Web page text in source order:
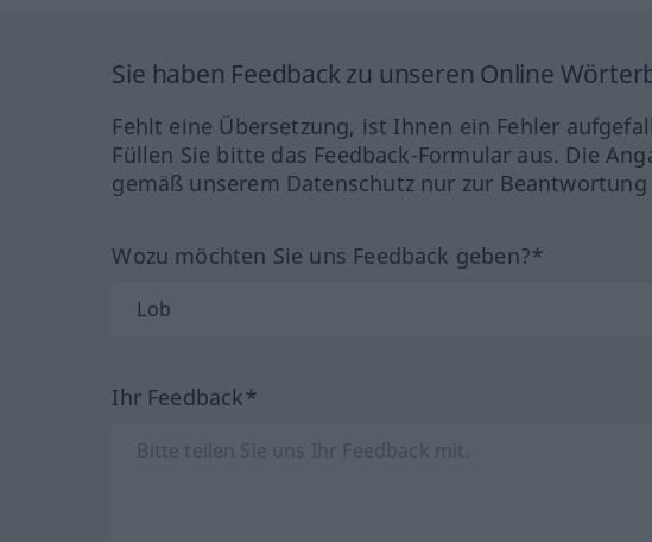
Sie haben Feedback zu unseren Online
Fehlt eine Übersetzung, ist Ihnen ein Fehler
Füllen Sie bitte das Feedback-Formular aus. Die
gemäß unserem Datenschutz nur zur
Wozu möchten Sie uns Feedback geben?*
Ihr Feedback*